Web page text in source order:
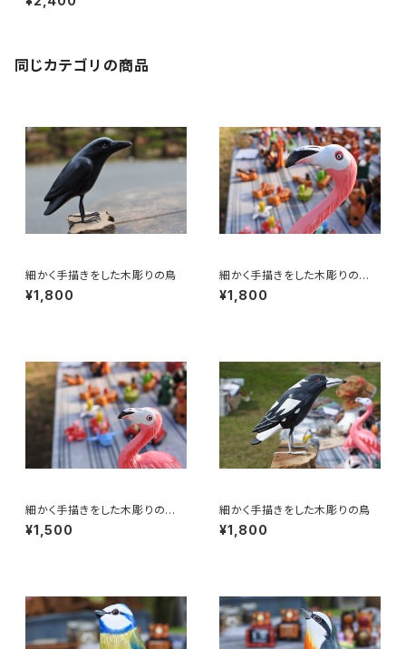
同じカテゴリの商品
細かく手描きをした木彫りの鳥
¥1,800
細かく手描きをした木彫りの
鳥 フラミンゴ 30㎝
¥1,800
細かく手描きをした木彫りの
鳥 フラミンゴ 20㎝
¥1,500
細かく手描きをした木彫りの鳥
¥1,800